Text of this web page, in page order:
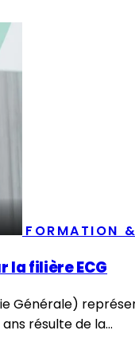
FORMATION
la filière ECG
Générale)
résulte de la...